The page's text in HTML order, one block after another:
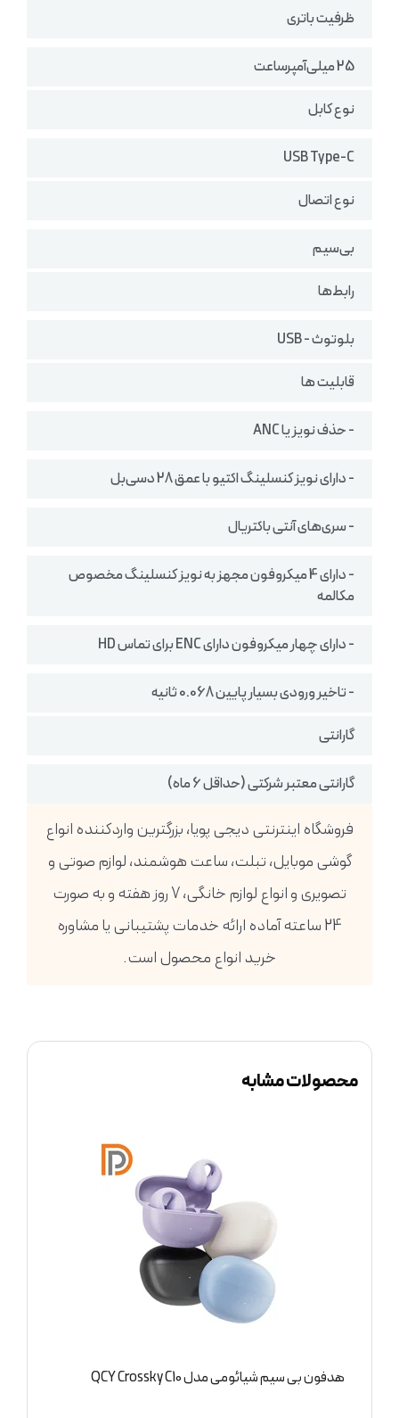
ظرفیت باتری
25 میلی‌آمپر‌ساعت
نوع کابل
USB Type-C
نوع اتصال
بی‌سیم
رابط‌ها
بلوتوث - USB
قابلیت ها
- حذف نویز یا ANC
- دارای نویز کنسلینگ اکتیو با عمق 28 دسی‌بل
- سری‌های آنتی باکتریال
- دارای 4 میکروفون مجهز به نویز کنسلینگ مخصوص
مکالمه
- دارای چهار میکروفون دارای ENC برای تماس HD
- تاخیر ورودی بسیار پایین 0.068 ثانیه
گارانتی
گارانتی معتبر شرکتی (حداقل 6 ماه)
فروشگاه اینترنتی دیجی پویا، بزرگترین واردکننده انواع
گوشی موبایل، تبلت، ساعت هوشمند، لوازم صوتی و
تصویری و انواع لوازم خانگی، 7 روز هفته و به صورت
24 ساعته آماده ارائه خدمات پشتیبانی یا مشاوره
خرید انواع محصول است.
محصولات مشابه
هدفون بی سیم شیائومی مدل QCY Crossky C10